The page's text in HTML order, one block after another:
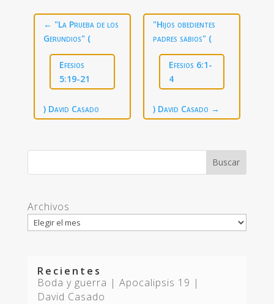
← "La Prueba de los
Gerundios" (
Efesios
5:19-21
) David Casado
"Hijos obedientes
padres sabios" (
Efesios 6:1-
4
) David Casado →
Archivos
Recientes
Boda y guerra | Apocalipsis 19 |
David Casado